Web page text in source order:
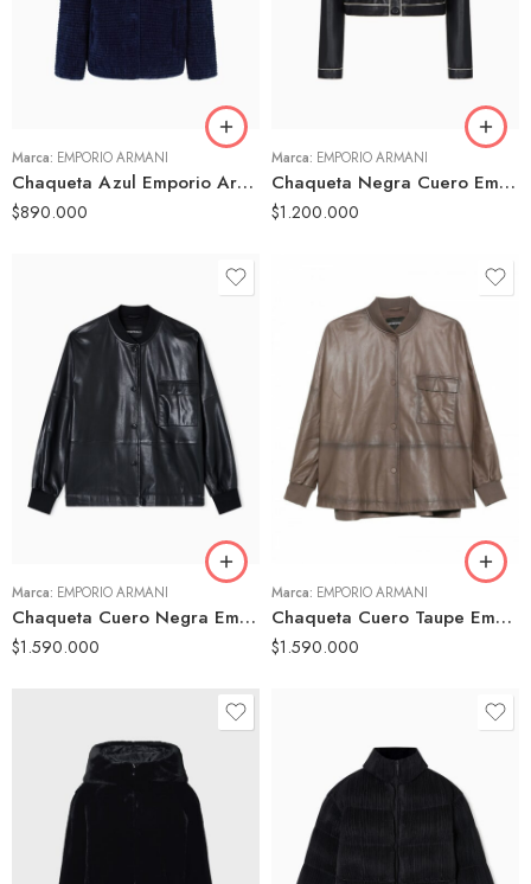
Marca: EMPORIO ARMANI
Chaqueta Azul Emporio Armani Mujer Textura Relieve Cuello Alto
$890.000
Marca: EMPORIO ARMANI
Chaqueta Negra Cuero Emporio Armani Mujer Detalles Contraste Botones
$1.200.000
42
Marca: EMPORIO ARMANI
Chaqueta Cuero Negra Emporio Armani Mujer Estilo Bomber Minimalista
$1.590.000
40
42
Marca: EMPORIO ARMANI
Chaqueta Cuero Taupe Emporio Armani Mujer Estilo Bomber Bolsillo Frontal
$1.590.000
42